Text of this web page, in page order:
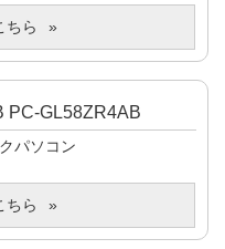
ちら
PC-GL58ZR4AB
パソコン
ちら